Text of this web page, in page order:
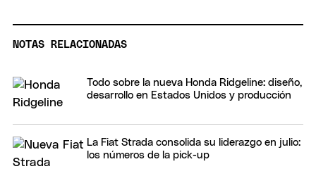
NOTAS RELACIONADAS
Todo sobre la nueva Honda Ridgeline: diseño,
desarrollo en Estados Unidos y producción
La Fiat Strada consolida su liderazgo en julio:
los números de la pick-up